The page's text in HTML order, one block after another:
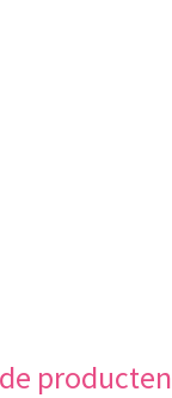
producten